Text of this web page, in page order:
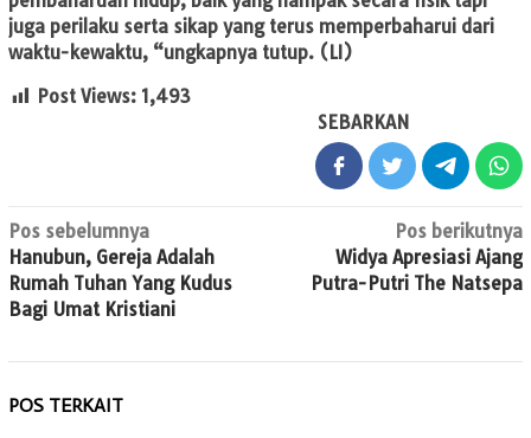
juga perilaku serta sikap yang terus memperbaharui dari
waktu-kewaktu, “ungkapnya tutup. (LI)
Post Views: 1,493
SEBARKAN
Navigasi
pos
Pos sebelumnya
Hanubun, Gereja Adalah
Rumah Tuhan Yang Kudus
Bagi Umat Kristiani
Pos berikutnya
Widya Apresiasi Ajang
Putra-Putri The Natsepa
POS TERKAIT